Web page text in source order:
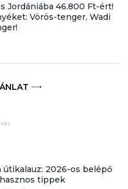
Jordániába 46.800 Ft-ért!
Vörös-tenger, Wadi
útikalauz: 2026-os belépő
tippek